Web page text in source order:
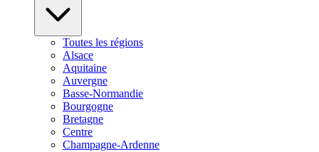
Toutes les régions
Alsace
Aquitaine
Auvergne
Basse-Normandie
Bourgogne
Bretagne
Centre
Champagne-Ardenne